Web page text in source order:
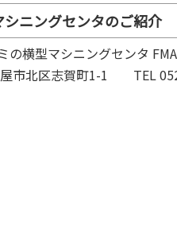
ニングセンタのご紹介
の横型マシニングセンタ
市北区志賀町1-1 TEL